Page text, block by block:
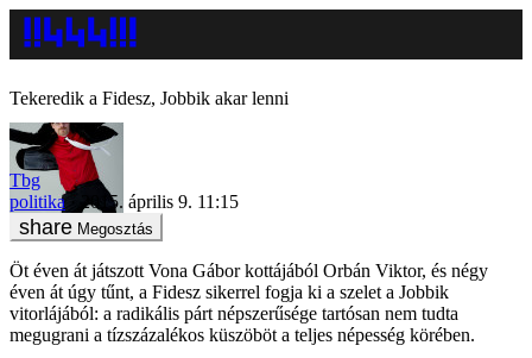
Tekeredik a Fidesz, Jobbik akar lenni
Tbg
politika
2015. április 9. 11:15
Megosztás
Öt éven át játszott Vona Gábor kottájából Orbán Viktor, és négy
éven át úgy tűnt, a Fidesz sikerrel fogja ki a szelet a Jobbik
vitorlájából: a radikális párt népszerűsége tartósan nem tudta
megugrani a tízszázalékos küszöböt a teljes népesség körében.